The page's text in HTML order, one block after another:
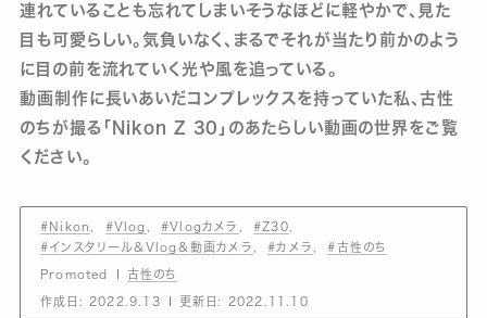
連れていることも忘れてしまいそうなほどに軽やかで、見た
目も可愛らしい。気負いなく、まるでそれが当たり前かのよう
に目の前を流れていく光や風を追っている。
動画制作に長いあいだコンプレックスを持っていた私、古性
のちが撮る「Nikon Z 30」のあたらしい動画の世界をご覧
ください。
#Nikon #Vlog #Vlogカメラ
#Z30
#インスタリール＆Vlog＆動画カメラ
#カメラ #古性のち
Promoted 古性のち
作成日: 2022.9.13 更新日: 2022.11.10